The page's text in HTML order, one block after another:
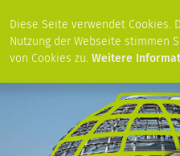
Diese Seite verwendet Cookies.
Nutzung der Webseite stimmen
von Cookies zu. Weitere